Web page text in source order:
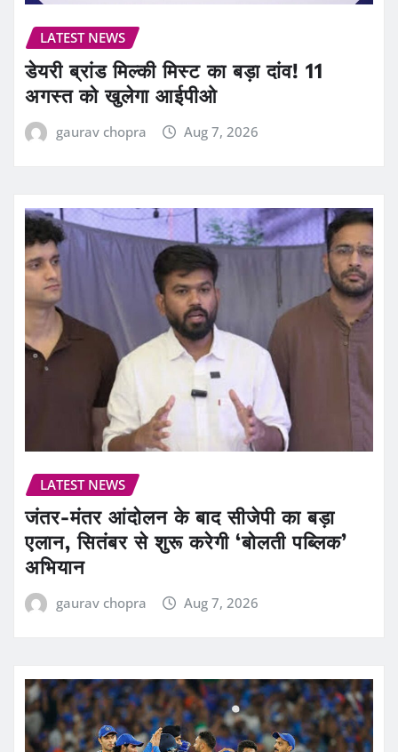
LATEST NEWS
डेयरी ब्रांड मिल्की मिस्ट का बड़ा दांव! 11
अगस्त को खुलेगा आईपीओ
gaurav chopra Aug 7, 2026
LATEST NEWS
जंतर-मंतर आंदोलन के बाद सीजेपी का बड़ा
एलान, सितंबर से शुरू करेगी ‘बोलती पब्लिक’
अभियान
gaurav chopra Aug 7, 2026